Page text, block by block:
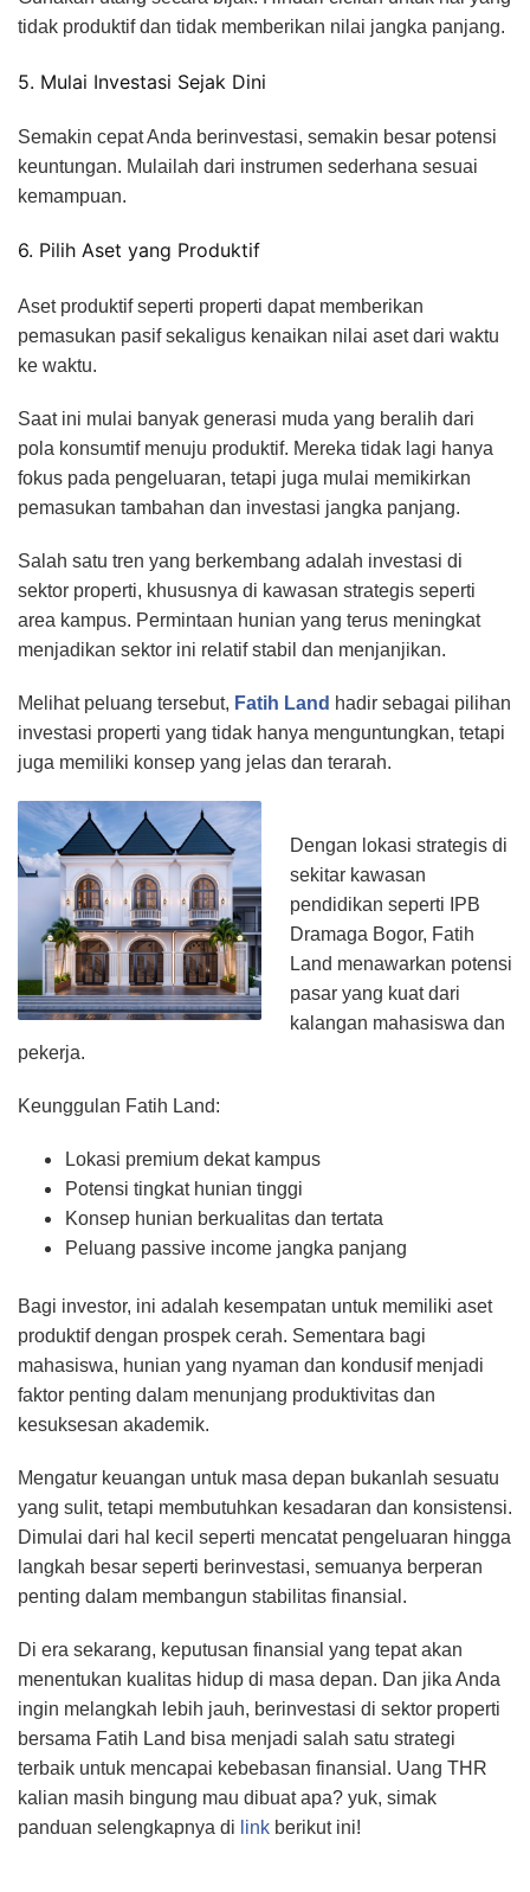
tidak produktif dan tidak memberikan nilai jangka panjang.
5. Mulai Investasi Sejak Dini
Semakin cepat Anda berinvestasi, semakin besar potensi
keuntungan. Mulailah dari instrumen sederhana sesuai
kemampuan.
6. Pilih Aset yang Produktif
Aset produktif seperti properti dapat memberikan
pemasukan pasif sekaligus kenaikan nilai aset dari waktu
ke waktu.
Saat ini mulai banyak generasi muda yang beralih dari
pola konsumtif menuju produktif. Mereka tidak lagi hanya
fokus pada pengeluaran, tetapi juga mulai memikirkan
pemasukan tambahan dan investasi jangka panjang.
Salah satu tren yang berkembang adalah investasi di
sektor properti, khususnya di kawasan strategis seperti
area kampus. Permintaan hunian yang terus meningkat
menjadikan sektor ini relatif stabil dan menjanjikan.
Melihat peluang tersebut, Fatih Land hadir sebagai pilihan
investasi properti yang tidak hanya menguntungkan, tetapi
juga memiliki konsep yang jelas dan terarah.
Dengan lokasi strategis di
sekitar kawasan
pendidikan seperti IPB
Dramaga Bogor, Fatih
Land menawarkan potensi
pasar yang kuat dari
kalangan mahasiswa dan
pekerja.
Keunggulan Fatih Land:
Lokasi premium dekat kampus
Potensi tingkat hunian tinggi
Konsep hunian berkualitas dan tertata
Peluang passive income jangka panjang
Bagi investor, ini adalah kesempatan untuk memiliki aset
produktif dengan prospek cerah. Sementara bagi
mahasiswa, hunian yang nyaman dan kondusif menjadi
faktor penting dalam menunjang produktivitas dan
kesuksesan akademik.
Mengatur keuangan untuk masa depan bukanlah sesuatu
yang sulit, tetapi membutuhkan kesadaran dan konsistensi.
Dimulai dari hal kecil seperti mencatat pengeluaran hingga
langkah besar seperti berinvestasi, semuanya berperan
penting dalam membangun stabilitas finansial.
Di era sekarang, keputusan finansial yang tepat akan
menentukan kualitas hidup di masa depan. Dan jika Anda
ingin melangkah lebih jauh, berinvestasi di sektor properti
bersama Fatih Land bisa menjadi salah satu strategi
terbaik untuk mencapai kebebasan finansial. Uang THR
kalian masih bingung mau dibuat apa? yuk, simak
panduan selengkapnya di link berikut ini!